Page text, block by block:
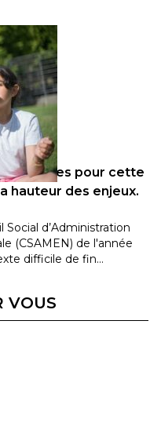
attendues pour cette
hauteur des enjeux.
Social d’Administration
(CSAMEN) de l'année
difficile de fin…
VOUS